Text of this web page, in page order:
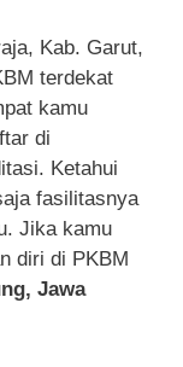
Kab. Garut,
terdekat
kamu
di
Ketahui
fasilitasnya
Jika kamu
diri di PKBM
Jawa